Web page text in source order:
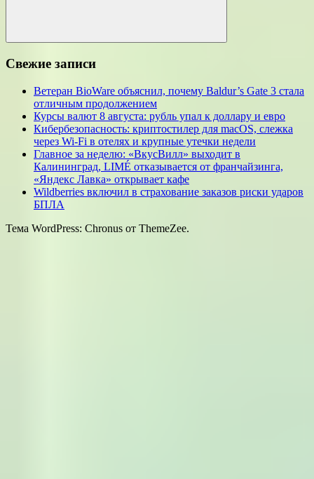
Поиск
Свежие записи
Ветеран BioWare объяснил, почему Baldur’s Gate 3 стала
отличным продолжением
Курсы валют 8 августа: рубль упал к доллару и евро
Кибербезопасность: криптостилер для macOS, слежка
через Wi-Fi в отелях и крупные утечки недели
Главное за неделю: «ВкусВилл» выходит в
Калининград, LIMÉ отказывается от франчайзинга,
«Яндекс Лавка» открывает кафе
Wildberries включил в страхование заказов риски ударов
БПЛА
Тема WordPress: Chronus от ThemeZee.